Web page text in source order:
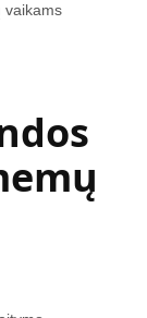
vaikams